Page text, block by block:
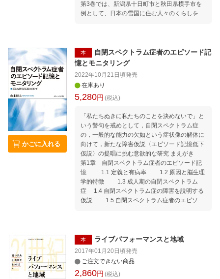
第3巻では、新潟県十日町市と秋田県横手市を
例として、日本の雪国に住む人々のくらしを解
くりなどを、現地での取材をもとに充実な地図
や図版、データ資料とあわせて紹介していま
かごに入れる
本
自閉スペクトラム症者のエピソード記
憶とモニタリング
2022年10月21日頃発売
在庫あり
5,280円 (税込)
「私たちぬきに私たちのことを決めないで」と
いう警句を戒めとして，自閉スペクトラム症
の，一般的な能力の欠如という症状像の解体に
向けて，新たな障害仮説〈エピソード記憶低下
仮説〉の提唱に挑む意欲的な研究 まえがき
第1章 自閉スペクトラム症者のエピソード記
憶 1.1 定義と有病率 1.2 原因と脳生理
学的特徴 1.3 成人期の自閉スペクトラム
症 1.4 自閉スペクトラム症の障害を説明する
仮説 1.5 自閉スペクトラム症者のエピソー
2.3 結 果 2.4 考 察 2.5 本実験の
限界と今後の展望 第3章 自閉スペクトラ
目的 3.2 方 法 3.3 結 果 3.4
考 察 3.5 本実験の限界と今後の展望
本 ライブパフォーマンスと地域
2017年01月20日頃発売
ご注文できない商品
2,860円 (税込)